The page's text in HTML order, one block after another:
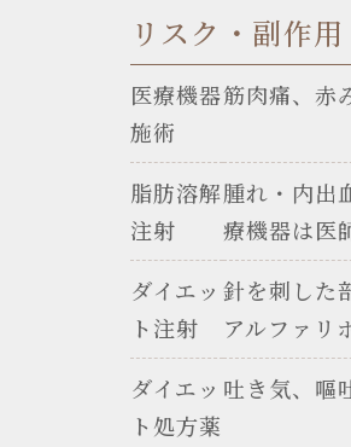
リスク・副作用
医療機器
施術
筋肉痛、赤
脂肪溶解
注射
腫れ・内出
療機器は医
ダイエッ
ト注射
針を刺した
アルファリ
ダイエッ
ト処方薬
吐き気、嘔